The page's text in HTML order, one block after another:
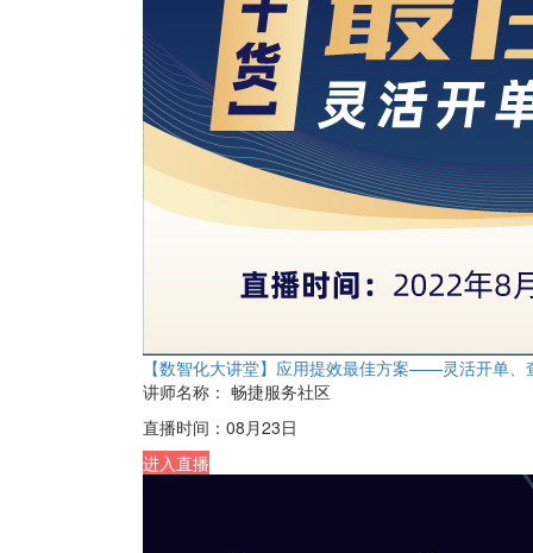
【数智化大讲堂】应用提效最佳方案——灵活开单、
讲师名称： 畅捷服务社区
直播时间： 08月23日
进入直播